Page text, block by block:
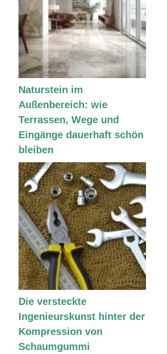
Naturstein im
Außenbereich: wie
Terrassen, Wege und
Eingänge dauerhaft schön
bleiben
Die versteckte
Ingenieurskunst hinter der
Kompression von
Schaumgummi